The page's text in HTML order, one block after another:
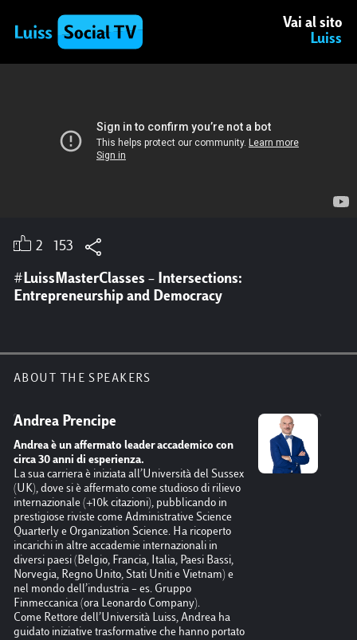
Vai al sito
Luiss
2 153
#LuissMasterClasses – Intersections:
Entrepreneurship and Democracy
ABOUT THE SPEAKERS
Andrea Prencipe
Andrea è un affermato leader accademico con
circa 30 anni di esperienza.
La sua carriera è iniziata all’Università del Sussex
(UK), dove si è affermato come studioso di rilievo
internazionale (+10k citazioni), pubblicando in
prestigiose riviste come Administrative Science
Quarterly e Organization Science. Ha ricoperto
incarichi in altre accademie internazionali in
diversi paesi (Belgio, Francia, Italia, Paesi Bassi,
Norvegia, Regno Unito, Stati Uniti e Vietnam) e
nel mondo dell’industria – es. Gruppo
Finmeccanica (ora Leonardo Company).
Come Rettore dell’Università Luiss, Andrea ha
guidato iniziative trasformative che hanno portato